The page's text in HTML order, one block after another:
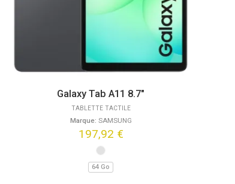
TABLETTE TACTILE
Marque: SAMSUNG
Galaxy Tab A11 8.7″
197,92 €
64 Go